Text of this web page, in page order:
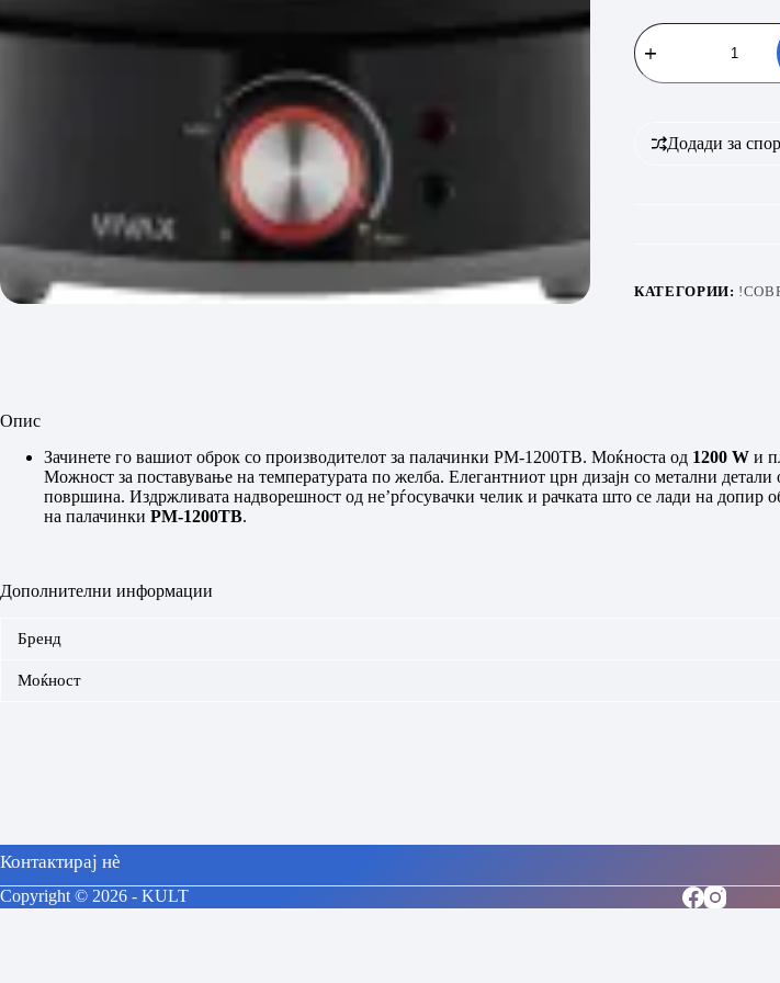
VIVAX
HOME
PM-
1200TB
Додади за
КАТЕГОРИИ:
Опис
Зачинете го вашиот оброк со производителот за палачинки PM-1200TB. Моќноста од 1200 W и
Можност за поставување на температурата по желба. Елегантниот црн дизајн со метални
површина. Издржливата надворешност од не’рѓосувачки челик и рачката што се лади на допир
на палачинки PM-1200TB.
Дополнителни информации
Бренд
Моќност
Контактирај нè
Copyright © 2026 - KULT